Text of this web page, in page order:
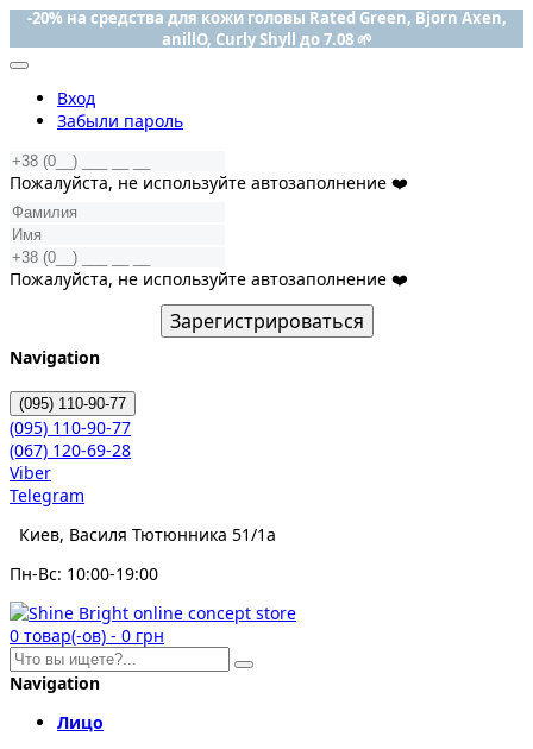
-20% на средства для кожи головы Rated Green, Bjorn Axen,
anillO, Curly Shyll до 7.08 🌱
Вход
Забыли пароль
Пожалуйста, не используйте автозаполнение ❤️
Пожалуйста, не используйте автозаполнение ❤️
Зарегистрироваться
Navigation
(095) 110-90-77
(095) 110-90-77
(067) 120-69-28
Viber
Telegram
Киев, Василя Тютюнника 51/1а
Пн-Вс: 10:00-19:00
0 товар(-ов) - 0 грн
Navigation
Лицо